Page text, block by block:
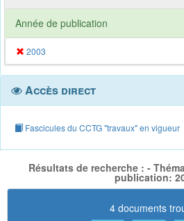
Année de publication
2003
Accès direct
Fascicules du CCTG "travaux" en vigueur
Résultats de recherche : -
publication:
4 documents